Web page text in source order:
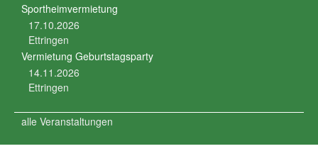
Sportheimvermietung
17.10.2026
Ettringen
Vermietung Geburtstagsparty
14.11.2026
Ettringen
alle Veranstaltungen